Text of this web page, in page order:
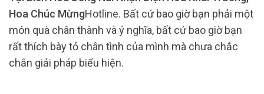
Hoa Chúc MừngHotline. Bất cứ bao giờ bạn phải một
món quà chân thành và ý nghĩa, bất cứ bao giờ bạn
rất thích bày tỏ chân tình của mình mà chưa chắc
chắn giải pháp biểu hiện.